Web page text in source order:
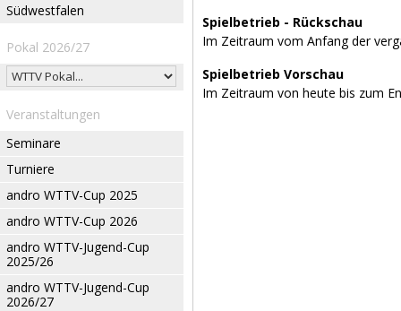
Südwestfalen
Pokal 2026/27
Veranstaltungen
Seminare
Turniere
andro WTTV-Cup 2025
andro WTTV-Cup 2026
andro WTTV-Jugend-Cup
2025/26
andro WTTV-Jugend-Cup
2026/27
Spielbetrieb - Rückschau
Im Zeitraum vom Anfang der
Spielbetrieb Vorschau
Im Zeitraum von heute bis zum